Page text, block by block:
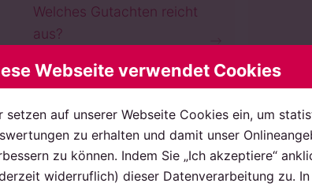
Welches Gutachten reicht
aus?
Webseite verwendet Cookies
setzen auf unserer Webseite Cookies ein, um
zu erhalten und damit unser
zu können. Indem Sie „Ich akzeptiere“
widerruflich) dieser Datenverarbeitung zu.